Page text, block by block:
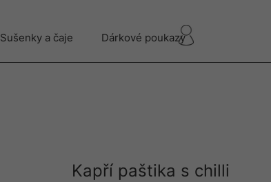
Sušenky a čaje Dárkové poukazy
Kapří paštika s chilli